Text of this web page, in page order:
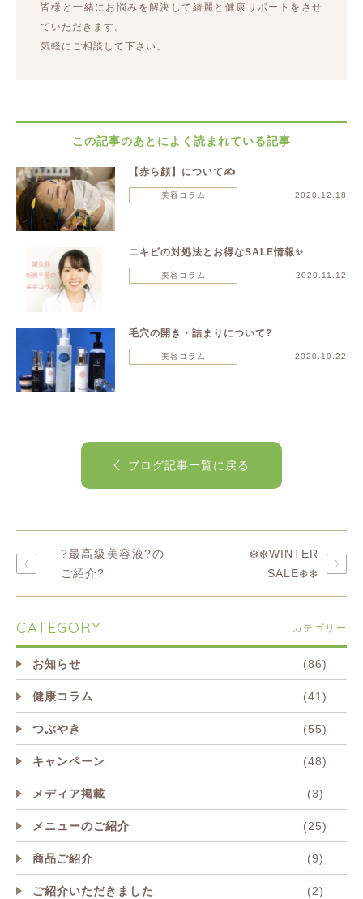
皆様と一緒にお悩みを解決して綺麗と健康サポートをさせ
ていただきます。
気軽にご相談して下さい。
この記事のあとによく読まれている記事
【赤ら顔】について✍️
美容コラム 2020.12.18
ニキビの対処法とお得なSALE情報✨
美容コラム 2020.11.12
毛穴の開き・詰まりについて?
美容コラム 2020.10.22
ブログ記事一覧に戻る
?最高級美容液?の
ご紹介?
❄️❄️WINTER
SALE❄️❄️
CATEGORY カテゴリー
お知らせ (86)
健康コラム (41)
つぶやき (55)
キャンペーン (48)
メディア掲載 (3)
メニューのご紹介 (25)
商品ご紹介 (9)
ご紹介いただきました (2)